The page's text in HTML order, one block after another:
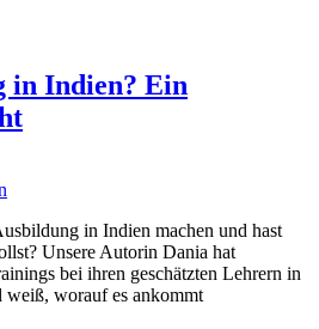
in Indien? Ein
in Indien machen und hast
Unsere Autorin Dania hat
bei ihren geschätzten Lehrern in
weiß, worauf es ankommt